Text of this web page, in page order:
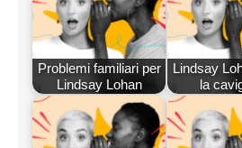
Problemi familiari per
Lindsay Lohan
Lindsay
la